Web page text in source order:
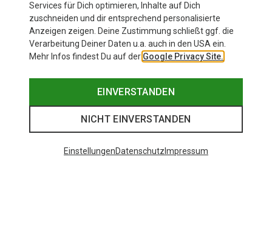
Services für Dich optimieren, Inhalte auf Dich
zuschneiden und dir entsprechend personalisierte
Anzeigen zeigen. Deine Zustimmung schließt ggf. die
Verarbeitung Deiner Daten u.a. auch in den USA ein.
Mehr Infos findest Du auf der Google Privacy Site.
EINVERSTANDEN
NICHT EINVERSTANDEN
EinstellungenDatenschutz Impressum